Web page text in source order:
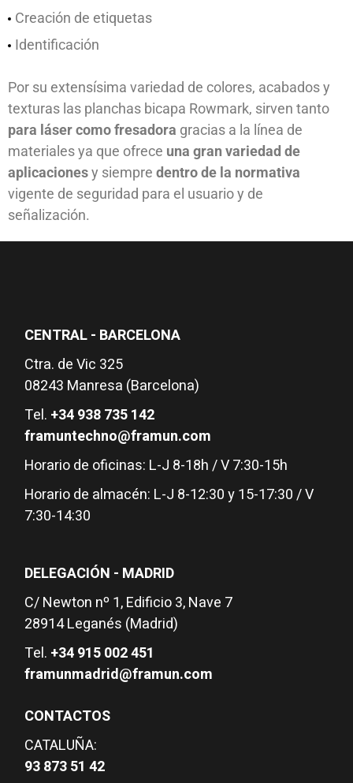
Creación de etiquetas
Identificación
Por su extensísima variedad de colores, acabados y
texturas las planchas bicapa Rowmark, sirven tanto
para láser como fresadora gracias a la línea de
materiales ya que ofrece una gran variedad de
aplicacionesy siempre dentro de la normativa
vigente de seguridad para el usuario y de
señalización.
CENTRAL - BARCELONA
Ctra. de Vic 325
08243 Manresa (Barcelona)
Tel. +34 938 735 142
framuntechno@framun.com
Horario de oficinas: L-J 8-18h / V 7:30-15h
Horario de almacén: L-J 8-12:30 y 15-17:30 / V
7:30-14:30
DELEGACIÓN - MADRID
C/ Newton nº 1, Edificio 3, Nave 7
28914 Leganés (Madrid)
Tel. +34 915 002 451
framunmadrid@framun.com
CONTACTOS
CATALUÑA:
93 873 51 42